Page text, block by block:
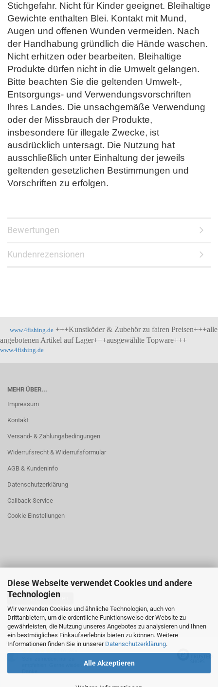
Diese Webseite verwendet Cookies und andere
Technologien
Wir verwenden Cookies und ähnliche Technologien, auch von
Drittanbietern, um die ordentliche Funktionsweise der Website zu
gewährleisten, die Nutzung unseres Angebotes zu analysieren und Ihnen
ein bestmögliches Einkaufserlebnis bieten zu können. Weitere
Informationen finden Sie in unserer Datenschutzerklärung.
Alle Akzeptieren
Stichgefahr. Nicht für Kinder geeignet. Bleihaltige
Gewichte enthalten Blei. Kontakt mit Mund,
Augen und offenen Wunden vermeiden. Nach
der Handhabung gründlich die Hände waschen.
Nicht erhitzen oder bearbeiten. Bleihaltige
Produkte dürfen nicht in die Umwelt gelangen.
Bitte beachten Sie die geltenden Umwelt-,
Entsorgungs- und Verwendungsvorschriften
Ihres Landes. Die unsachgemäße Verwendung
oder der Missbrauch der Produkte,
insbesondere für illegale Zwecke, ist
ausdrücklich untersagt. Die Nutzung hat
ausschließlich unter Einhaltung der jeweils
geltenden gesetzlichen Bestimmungen und
Vorschriften zu erfolgen.
Bewertungen
Kundenrezensionen
www.4fishing.de +++Kunstköder & Zubehör zu fairen Preisen+++alle
angebotenen Artikel auf Lager+++ausgewählte Topware+++
www.4fishing.de
MEHR ÜBER...
Impressum
Kontakt
Versand- & Zahlungsbedingungen
Widerrufsrecht & Widerrufsformular
AGB & Kundeninfo
Datenschutzerklärung
Callback Service
Cookie Einstellungen
Vertrag widerrufen
Webshop erstellenmit Gambio.de © 2026
Ausgewählte Top-Bewertungen für shop.4fishing.de